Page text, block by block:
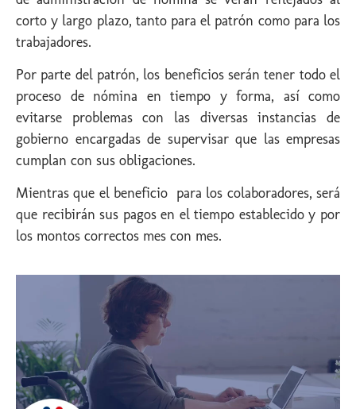
corto y largo plazo, tanto para el patrón como para los
trabajadores.
Por parte del patrón, los beneficios serán tener todo el
proceso de nómina en tiempo y forma, así como
evitarse problemas con las diversas instancias de
gobierno encargadas de supervisar que las empresas
cumplan con sus obligaciones.
Mientras que el beneficio para los colaboradores, será
que recibirán sus pagos en el tiempo establecido y por
los montos correctos mes con mes.